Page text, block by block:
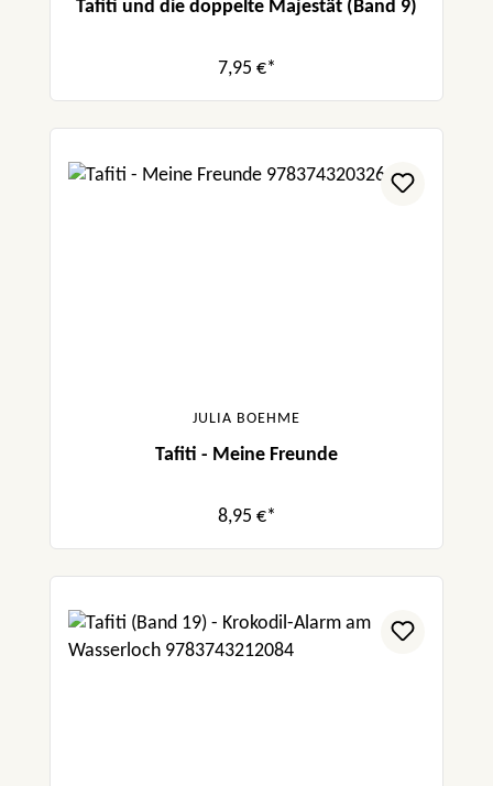
Tafiti und die doppelte Majestät (Band 9)
7,95 €*
JULIA BOEHME
Tafiti - Meine Freunde
8,95 €*